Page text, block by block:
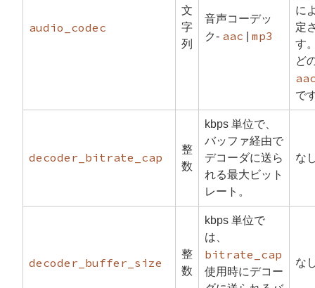
audio_codec
文
字
列
音声コーデッ
ク- aac mp3
に
定
す
ど
で
decoder_bitrate_cap
整
数
kbps 単位で、
バッファ経由で
デコーダに送ら
れる最大ビット
レート。
な
decoder_buffer_size
整
数
kbps 単位で
は、
bitrate_cap
使用時にデコー
な